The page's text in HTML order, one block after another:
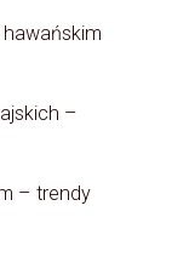
–
– trendy